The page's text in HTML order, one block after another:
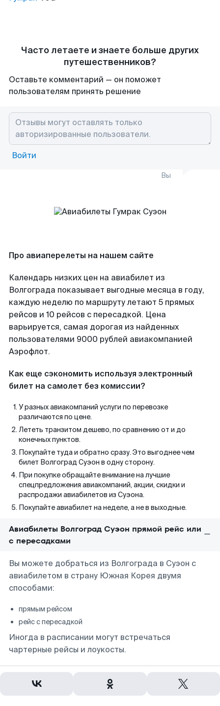
Часто летаете и знаете больше других
путешественников?
Оставьте комментарий — он поможет
пользователям принять решение
Войти
Вы
Про авиаперелеты на нашем сайте
Календарь низких цен на авиабилет из
Волгограда показывает выгодные месяца в году,
каждую неделю по маршруту летают 5 прямых
рейсов и 10 рейсов с пересадкой. Цена
варьируется, самая дорогая из найденных
пользователями 9000 рублей авиакомпанией
Аэрофлот.
Как еще сэкономить используя электронный
билет на самолет без комиссии?
У разных авиакомпаний услуги по перевозке
различаются по цене.
Лететь транзитом дешево, по сравнению от и до
конечных пунктов.
Покупайте туда и обратно сразу. Это выгоднее чем
билет Волгоград Суэон в одну сторону.
При покупке обращайте внимание на лучшие
спецпредложения авиакомпаний, акции, скидки и
распродажи авиабилетов из Суэона.
Покупайте авиабилет на неделе, а не в выходные.
Авиабилеты Волгоград Суэон прямой рейс или
с пересадками
Вы можете добраться из Волгограда в Суэон с
авиабилетом в страну Южная Корея двумя
способами:
прямым рейсом
рейс с пересадкой
Иногда в расписании могут встречаться
чартерные рейсы и лоукосты.